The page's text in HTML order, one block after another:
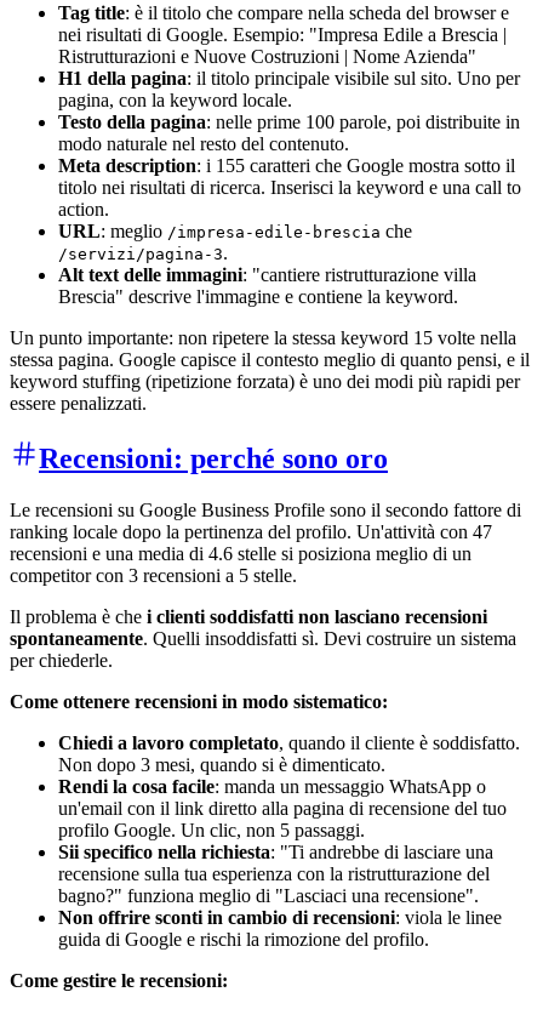
Tag title: è il titolo che compare nella scheda del browser e
nei risultati di Google. Esempio: "Impresa Edile a Brescia |
Ristrutturazioni e Nuove Costruzioni | Nome Azienda"
H1 della pagina: il titolo principale visibile sul sito. Uno per
pagina, con la keyword locale.
Testo della pagina: nelle prime 100 parole, poi distribuite in
modo naturale nel resto del contenuto.
Meta description: i 155 caratteri che Google mostra sotto il
titolo nei risultati di ricerca. Inserisci la keyword e una call to
action.
URL: meglio /impresa-edile-brescia che
/servizi/pagina-3.
Alt text delle immagini: "cantiere ristrutturazione villa
Brescia" descrive l'immagine e contiene la keyword.
Un punto importante: non ripetere la stessa keyword 15 volte nella
stessa pagina. Google capisce il contesto meglio di quanto pensi, e il
keyword stuffing (ripetizione forzata) è uno dei modi più rapidi per
essere penalizzati.
Recensioni: perché sono oro
Le recensioni su Google Business Profile sono il secondo fattore di
ranking locale dopo la pertinenza del profilo. Un'attività con 47
recensioni e una media di 4.6 stelle si posiziona meglio di un
competitor con 3 recensioni a 5 stelle.
Il problema è che i clienti soddisfatti non lasciano recensioni
spontaneamente. Quelli insoddisfatti sì. Devi costruire un sistema
per chiederle.
Come ottenere recensioni in modo sistematico:
Chiedi a lavoro completato, quando il cliente è soddisfatto.
Non dopo 3 mesi, quando si è dimenticato.
Rendi la cosa facile: manda un messaggio WhatsApp o
un'email con il link diretto alla pagina di recensione del tuo
profilo Google. Un clic, non 5 passaggi.
Sii specifico nella richiesta: "Ti andrebbe di lasciare una
recensione sulla tua esperienza con la ristrutturazione del
bagno?" funziona meglio di "Lasciaci una recensione".
Non offrire sconti in cambio di recensioni: viola le linee
guida di Google e rischi la rimozione del profilo.
Come gestire le recensioni: